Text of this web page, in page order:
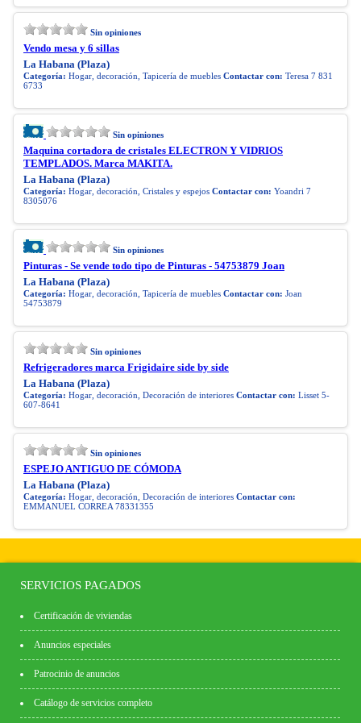
Sin opiniones
Vendo mesa y 6 sillas
La Habana (Plaza)
Categoría: Hogar, decoración, Tapicería de muebles Contactar con: Teresa 7 831
6733
Sin opiniones
Maquina cortadora de cristales ELECTRON Y VIDRIOS
TEMPLADOS. Marca MAKITA.
La Habana (Plaza)
Categoría: Hogar, decoración, Cristales y espejos Contactar con: Yoandri 7
8305076
Sin opiniones
Pinturas - Se vende todo tipo de Pinturas - 54753879 Joan
La Habana (Plaza)
Categoría: Hogar, decoración, Tapicería de muebles Contactar con: Joan
54753879
Sin opiniones
Refrigeradores marca Frigidaire side by side
La Habana (Plaza)
Categoría: Hogar, decoración, Decoración de interiores Contactar con: Lisset 5-
607-8641
Sin opiniones
ESPEJO ANTIGUO DE CÓMODA
La Habana (Plaza)
Categoría: Hogar, decoración, Decoración de interiores Contactar con:
EMMANUEL CORREA 78331355
SERVICIOS PAGADOS
Certificación de viviendas
Anuncios especiales
Patrocinio de anuncios
Catálogo de servicios completo